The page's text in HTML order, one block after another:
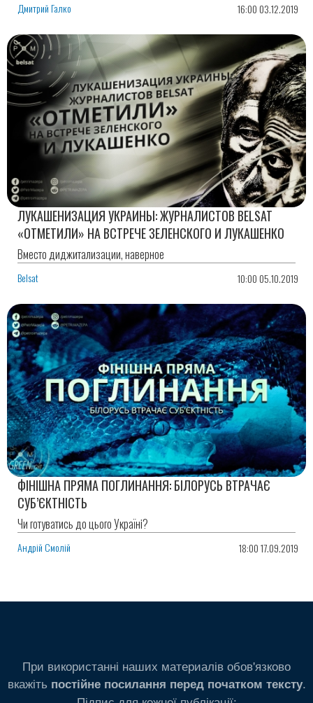
Дмитрий Галко 16:00 03.12.2019
ЛУКАШЕНИЗАЦИЯ УКРАИНЫ: ЖУРНАЛИСТОВ BELSAT
«ОТМЕТИЛИ» НА ВСТРЕЧЕ ЗЕЛЕНСКОГО И ЛУКАШЕНКО
Вместо диджитализации, наверное
Belsat 10:00 05.10.2019
ФІНІШНА ПРЯМА ПОГЛИНАННЯ: БІЛОРУСЬ ВТРАЧАЄ
СУБ’ЄКТНІСТЬ
Чи готуватись до цього Україні?
Андрій Смолій 18:00 17.09.2019
При використанні наших материалів обов'язково
вкажіть постійне посилання перед початком тексту.